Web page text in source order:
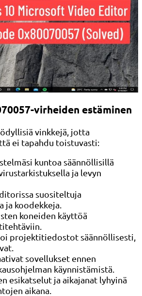
virheiden estäminen
vinkkejä, jotta
ei tapahdu toistuvasti:
kuntoa säännöllisillä
ja levyn
suositeltuja
koodekkeja.
koneiden käyttöä
projektitiedostot säännöllisesti,
sovellukset ennen
käynnistämistä.
esikatselut ja aikajanat lyhyinä
aikana.